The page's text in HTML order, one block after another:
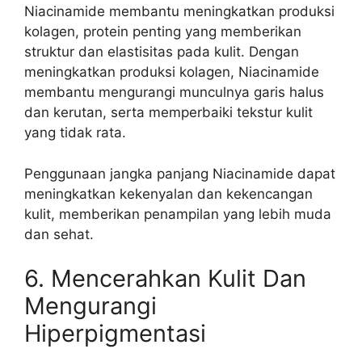
Niacinamide membantu meningkatkan produksi
kolagen, protein penting yang memberikan
struktur dan elastisitas pada kulit. Dengan
meningkatkan produksi kolagen, Niacinamide
membantu mengurangi munculnya garis halus
dan kerutan, serta memperbaiki tekstur kulit
yang tidak rata.
Penggunaan jangka panjang Niacinamide dapat
meningkatkan kekenyalan dan kekencangan
kulit, memberikan penampilan yang lebih muda
dan sehat.
6. Mencerahkan Kulit Dan
Mengurangi
Hiperpigmentasi